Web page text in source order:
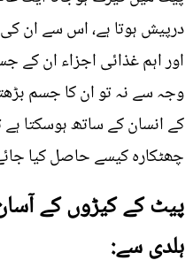
درپیش ہوتا ہے، اس سے ان
اور اہم غذائی اجزاء ان
وجہ سے نہ تو ان کا جسم
کے انسان کے ساتھ ہوسکتا
چھٹکارہ کیسے حاصل کیا
پیٹ کے کیڑوں کے
ہلدی سے: